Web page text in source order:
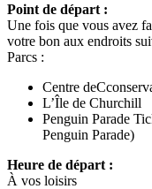
Point de départ :
Une fois que vous avez
votre bon aux endroits
Parcs :
Centre
L’Île de Churchill
Penguin Parade
Penguin Parade)
Heure de départ :
À vos loisirs